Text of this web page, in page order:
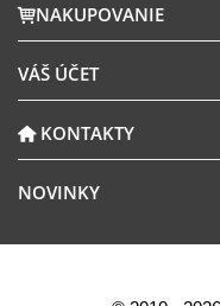
NAKUPOVANIE
VÁŠ ÚČET
KONTAKTY
NOVINKY